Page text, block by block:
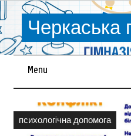
Черкаська
Menu
психологiчна допомога